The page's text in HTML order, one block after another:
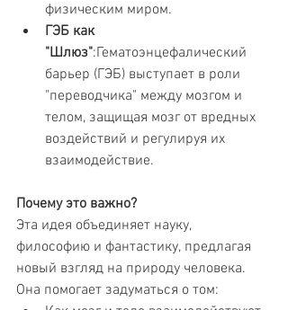
физическим миром.
ГЭБ как
"Шлюз":Гематоэнцефалический
барьер (ГЭБ) выступает в роли
"переводчика" между мозгом и
телом, защищая мозг от вредных
воздействий и регулируя их
взаимодействие.
Почему это важно?
Эта идея объединяет науку,
философию и фантастику, предлагая
новый взгляд на природу человека.
Она помогает задуматься о том: